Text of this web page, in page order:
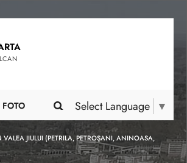
Select Language ▼
FOTO
JIULUI (PETRILA, PETROŞANI, ANINOASA,